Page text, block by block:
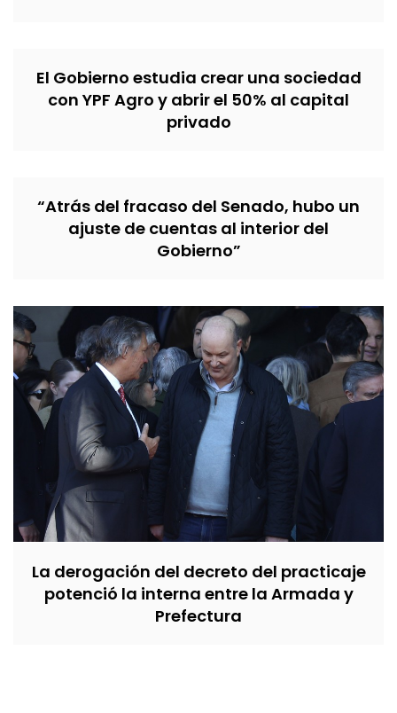
El Gobierno estudia crear una sociedad
con YPF Agro y abrir el 50% al capital
privado
“Atrás del fracaso del Senado, hubo un
ajuste de cuentas al interior del
Gobierno”
La derogación del decreto del practicaje
potenció la interna entre la Armada y
Prefectura